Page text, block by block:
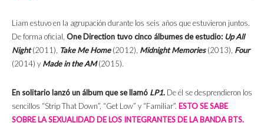
Liam estuvo en la agrupación durante los seis años que estuvieron juntos.
De forma oficial, One Direction tuvo cinco álbumes de estudio: Up All
Night(2011), Take Me Home(2012), Midnight Memories(2013), Four
(2014) y Made in the AM(2015).
En solitario lanzó un álbum que se llamó LP1. De él se desprendieron los
sencillos “Strip That Down”, “Get Low” y “Familiar”. ESTO SE SABE
SOBRE LA SEXUALIDAD DE LOS INTEGRANTES DE LA BANDA BTS.